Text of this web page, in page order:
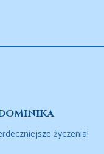
życzenia!